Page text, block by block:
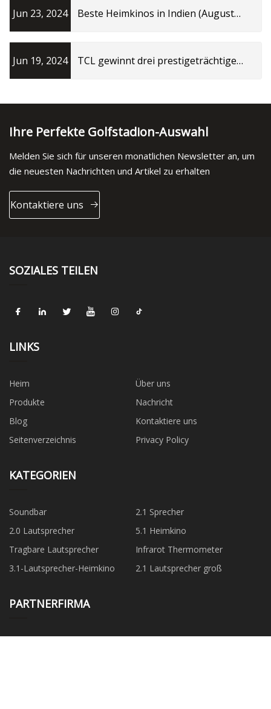
Jun 23, 2024
Beste Heimkinos in Indien (August
Jun 19, 2024
TCL gewinnt drei prestigeträchtige
Ihre Perfekte Golfstadion-Auswahl
Melden Sie sich für unseren monatlichen Newsletter an, um
die neuesten Nachrichten und Artikel zu erhalten
Kontaktiere uns
SOZIALES TEILEN
LINKS
Heim
Über uns
Produkte
Nachricht
Blog
Kontaktiere uns
Seitenverzeichnis
Privacy Policy
KATEGORIEN
Soundbar
2.1 Sprecher
2.0 Lautsprecher
5.1 Heimkino
Tragbare Lautsprecher
Infrarot Thermometer
3.1-Lautsprecher-Heimkino
2.1 Lautsprecher groß
PARTNERFIRMA